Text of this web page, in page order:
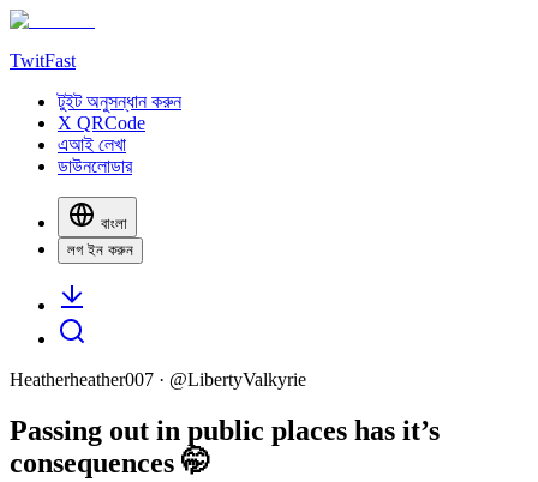
TwitFast
টুইট অনুসন্ধান করুন
X QRCode
এআই লেখা
ডাউনলোডার
বাংলা
লগ ইন করুন
Heatherheather007 · @LibertyValkyrie
Passing out in public places has it’s
consequences 🤭